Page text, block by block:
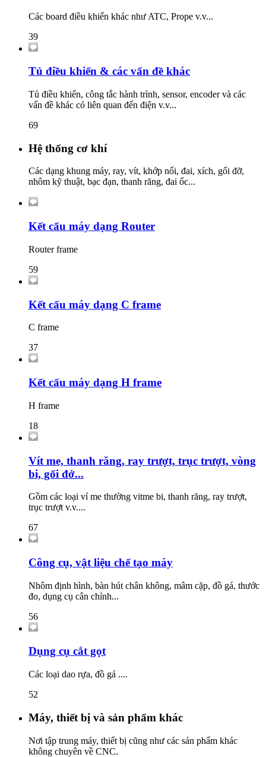
Các board điều khiển khác như ATC, Prope v.v...
39
Tủ điều khiển & các vấn đề khác
Tủ điều khiển, công tắc hành trình, sensor, encoder và các
vấn đề khác có liên quan đến điện v.v...
69
Hệ thống cơ khí
Các dạng khung máy, ray, vít, khớp nối, đai, xích, gối đỡ,
nhôm kỹ thuật, bạc đạn, thanh răng, đai ốc...
Kết cấu máy dạng Router
Router frame
59
Kết cấu máy dạng C frame
C frame
37
Kết cấu máy dạng H frame
H frame
18
Vít me, thanh răng, ray trượt, trục trượt, vòng
bi, gối đở...
Gồm các loại ví me thường vitme bi, thanh răng, ray trượt,
trục trượt v.v....
67
Công cụ, vật liệu chế tạo máy
Nhôm định hình, bàn hút chân không, mâm cặp, đồ gá, thước
đo, dụng cụ cân chỉnh...
56
Dụng cụ cắt gọt
Các loại dao rựa, đồ gá ....
52
Máy, thiết bị và sản phẩm khác
Nơi tập trung máy, thiết bị cũng như các sản phẩm khác
không chuyên về CNC.